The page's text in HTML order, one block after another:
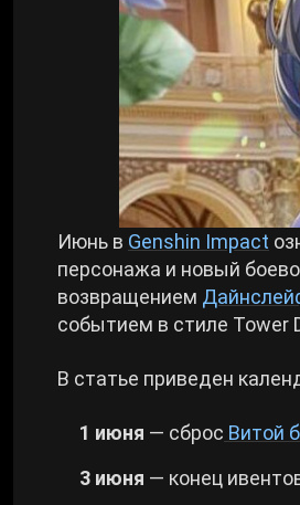
Path of Exile 2
Wuthering Waves
Hogwarts Legacy
Cyberpunk 2077
Все игры
Билды Path of Exile 2
Июнь в Genshin Impact
персонажа и новый
возвращением
событием в стиле Tower
В статье приведен
1 июня — сброс Витой
3 июня — конец